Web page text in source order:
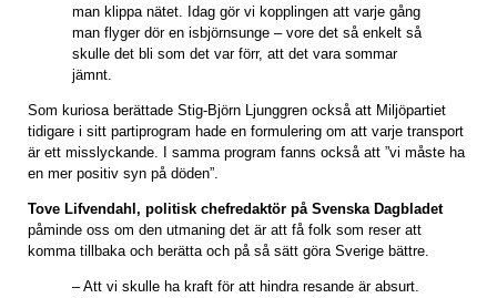
man klippa nätet. Idag gör vi kopplingen att varje gång
man flyger dör en isbjörnsunge – vore det så enkelt så
skulle det bli som det var förr, att det vara sommar
jämnt.
Som kuriosa berättade Stig-Björn Ljunggren också att Miljöpartiet
tidigare i sitt partiprogram hade en formulering om att varje transport
är ett misslyckande. I samma program fanns också att ”vi måste ha
en mer positiv syn på döden”.
Tove Lifvendahl, politisk chefredaktör på Svenska Dagbladet
påminde oss om den utmaning det är att få folk som reser att
komma tillbaka och berätta och på så sätt göra Sverige bättre.
– Att vi skulle ha kraft för att hindra resande är absurt.